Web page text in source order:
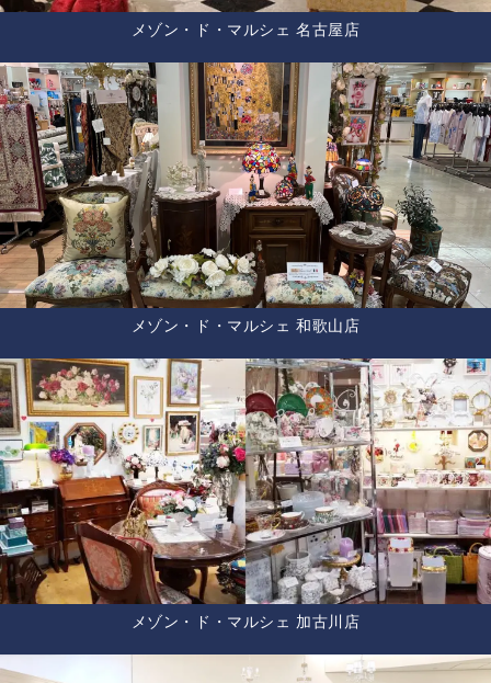
メゾン・ド・マルシェ 名古屋店
メゾン・ド・マルシェ 和歌山店
メゾン・ド・マルシェ 加古川店